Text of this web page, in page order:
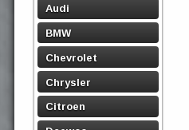
Audi
BMW
Chevrolet
Chrysler
Citroen